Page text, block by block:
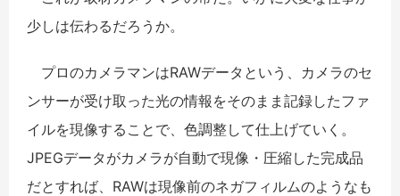
少しは伝わるだろうか。
プロのカメラマンはRAWデータという、カメラのセ
ンサーが受け取った光の情報をそのまま記録したファ
イルを現像することで、色調整して仕上げていく。
JPEGデータがカメラが自動で現像・圧縮した完成品
だとすれば、RAWは現像前のネガフィルムのようなも